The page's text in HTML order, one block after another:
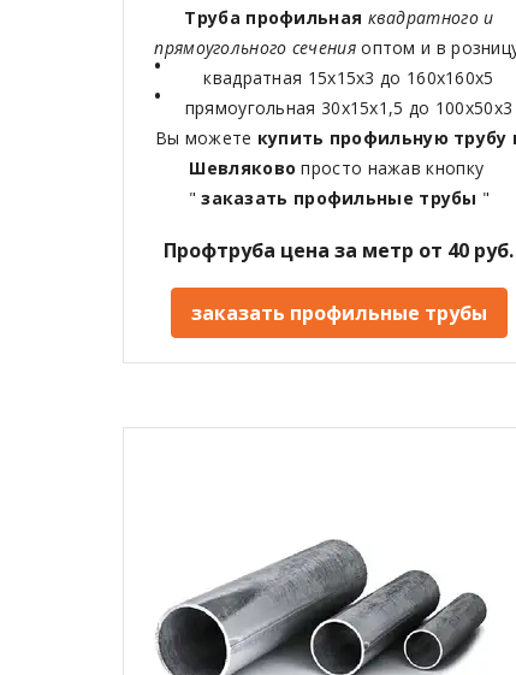
Труба профильная квадратного и
прямоугольного сеченияоптом и в
квадратная 15х15х3 до 160х160х5
прямоугольная 30х15х1,5 до 100х50х3
Вы можете купить профильную трубу
Шевляковопросто нажав кнопку
"заказать профильные трубы "
Профтруба цена за метр от 40 руб.
заказать профильные трубы